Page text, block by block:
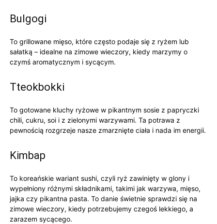
Bulgogi
To grillowane mięso, które często podaje się z ryżem lub
sałatką – idealne na⁤ zimowe wieczory, kiedy marzymy o
czymś aromatycznym⁣ i⁤ sycącym.
Tteokbokki
To gotowane kluchy ryżowe w pikantnym sosie z papryczki
chili, ⁤cukru,⁣ soi i z zielonymi ‍warzywami. Ta potrawa z
pewnością ‍rozgrzeje ⁣nasze⁤ zmarznięte‍ ciała ‌i nada im energii.
Kimbap
To koreańskie wariant‍ sushi, czyli ryż zawinięty w glony⁤ i
wypełniony różnymi składnikami, takimi⁢ jak warzywa, mięso,
jajka ‍czy pikantna pasta.‍ To⁢ danie ‍świetnie ⁤sprawdzi⁣ się na
⁤zimowe wieczory, kiedy potrzebujemy czegoś lekkiego, a
zarazem‌ sycącego.